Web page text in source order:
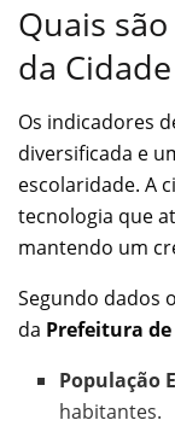
Quais
da
Os indicadores
diversificada e
escolaridade. A
tecnologia que
mantendo um
Segundo dados
da Prefeitura
População
habitantes.